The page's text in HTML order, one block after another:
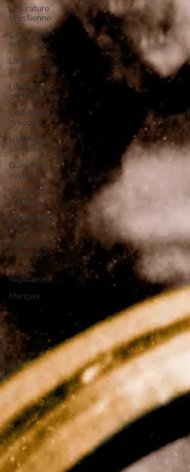
Littérature
brésilienne
Littérature
marocaine
Littérature
mauricienne
Littérature
colombienne
Littérature
grecque
Littérature
africaine
Guides de
voyages
Littérature
ourdoue
Littérature
islandaise
Littérature
islandaise
Cuisine
népalaise
Mangas